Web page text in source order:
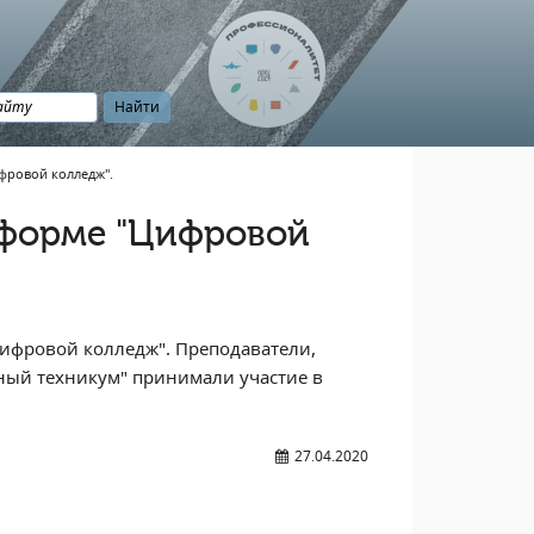
колледж".
"Цифровой
колледж". Преподаватели,
техникум" принимали участие в
27.04.2020